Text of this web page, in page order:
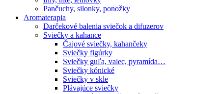
Pančuchy, silonky, ponožky
Aromaterapia
Darčekové balenia sviečok a difuzerov
Sviečky a kahance
Čajové sviečky, kahančeky
Sviečky figúrky
Sviečky guľa, valec, pyramída…
Sviečky kónické
Sviečky v skle
Plávajúce sviečky